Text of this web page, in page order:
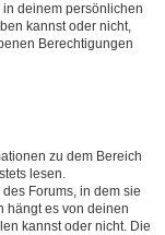
deinem persönlichen
kannst oder nicht,
Berechtigungen
zu dem Bereich
lesen.
Forums, in dem sie
hängt es von deinen
kannst oder nicht. Die